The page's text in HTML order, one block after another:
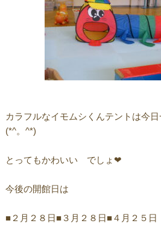
カラフルなイモムシくんテントは今
(*^。^*)
とってもかわいい でしょ❤
今後の開館日は
■２月２８日■３月２８日■４月２５